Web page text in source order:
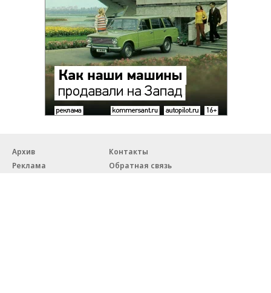
Архив
Контакты
Реклама
Обратная связь